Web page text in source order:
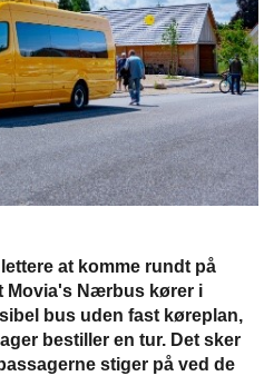
at komme rundt på
Movia's Nærbus kører i
bus uden fast køreplan,
bestiller en tur. Det sker
stiger på ved de